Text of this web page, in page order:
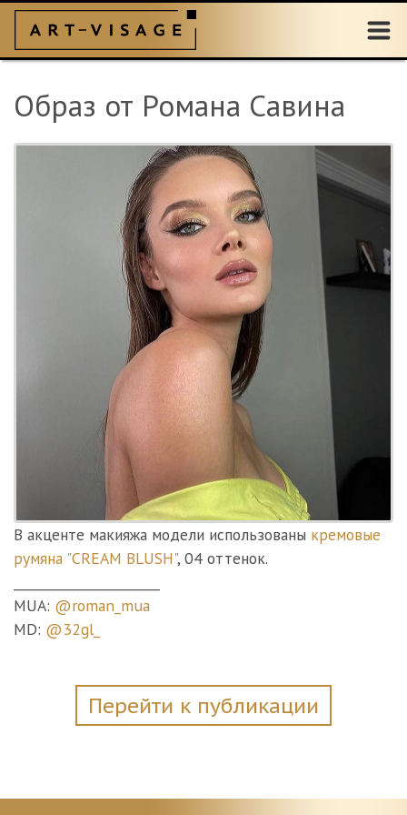
Образ от Романа Савина
В акценте макияжа модели использованы кремовые
румяна "CREAM BLUSH", 04 оттенок.
MUA: @roman_mua
MD: @32gl_
Перейти к публикации